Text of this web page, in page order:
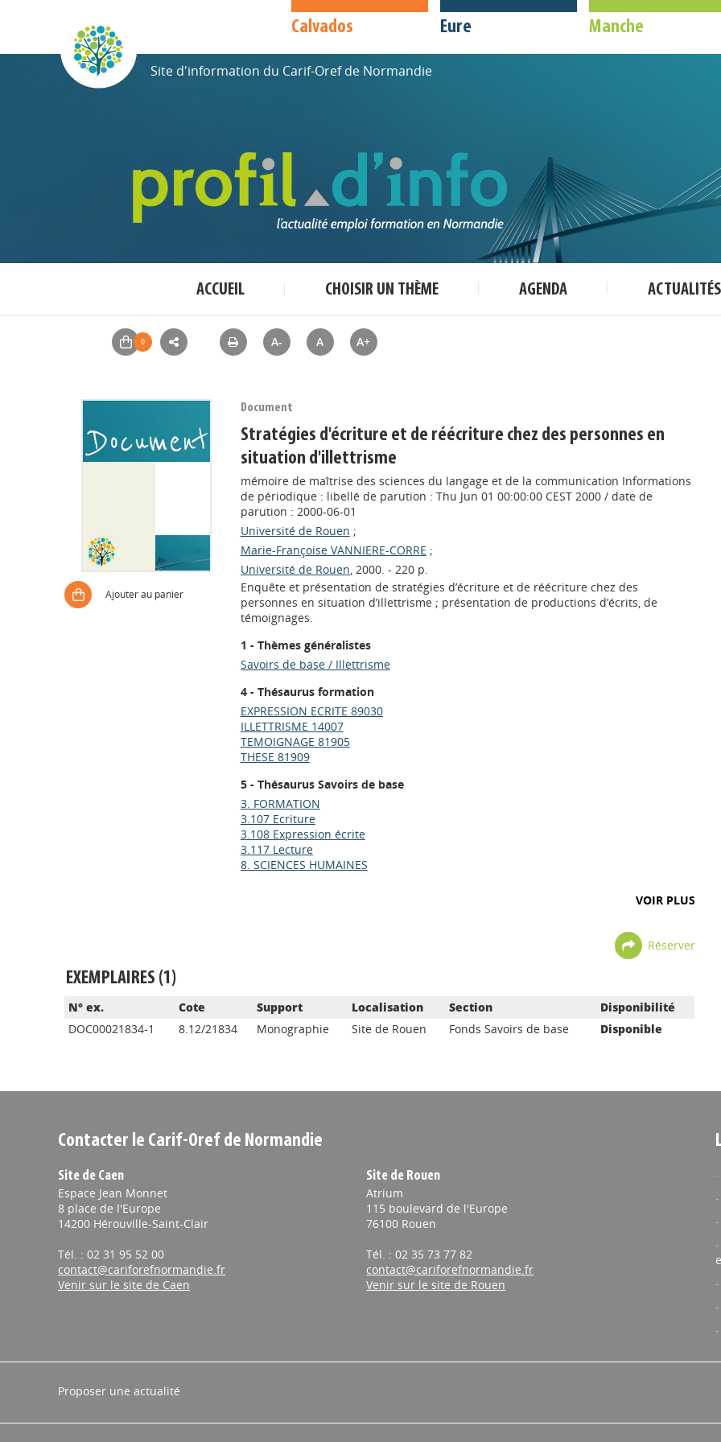
Calvados Eure Manche
Site d'information du Carif-Oref de Normandie
ACCUEIL CHOISIR UN THÈME AGENDA ACTUALITÉS
A- A A+
Ajouter au panier
Document
Stratégies d'écriture et de réécriture chez des personnes en
situation d'illettrisme
mémoire de maîtrise des sciences du langage et de la communication Informations
de périodique : libellé de parution : Thu Jun 01 00:00:00 CEST 2000 / date de
parution : 2000-06-01
Université de Rouen ;
Marie-Françoise VANNIERE-CORRE ;
Université de Rouen, 2000. - 220 p.
Enquête et présentation de stratégies d’écriture et de réécriture chez des
personnes en situation d’illettrisme ; présentation de productions d’écrits, de
témoignages.
1 - Thèmes généralistes
Savoirs de base / Illettrisme
4 - Thésaurus formation
EXPRESSION ECRITE 89030
ILLETTRISME 14007
TEMOIGNAGE 81905
THESE 81909
5 - Thésaurus Savoirs de base
3. FORMATION
3.107 Ecriture
3.108 Expression écrite
3.117 Lecture
8. SCIENCES HUMAINES
VOIR PLUS
Réserver
EXEMPLAIRES (1)
N° ex. Cote Support Localisation Section
Disponibilité
DOC00021834-1
8.12/21834 Monographie Site de Rouen Fonds Savoirs de base Disponible
Contacter le Carif-Oref de Normandie
Site de Caen
Espace Jean Monnet
8 place de l'Europe
14200 Hérouville-Saint-Clair
Tél. : 02 31 95 52 00
contact@cariforefnormandie.fr
Venir sur le site de Caen
Site de Rouen
Atrium
115 boulevard de l'Europe
76100 Rouen
Tél. : 02 35 73 77 82
contact@cariforefnormandie.fr
Venir sur le site de Rouen
Proposer une actualité